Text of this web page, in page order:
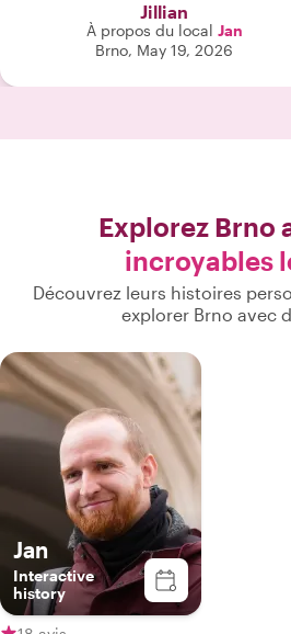
Jillian
À propos du local Jan
Brno, May 19, 2026
Explorez Brno
incroyables
Découvrez leurs histoires
explorer Brno avec
Jan
Interactive
history